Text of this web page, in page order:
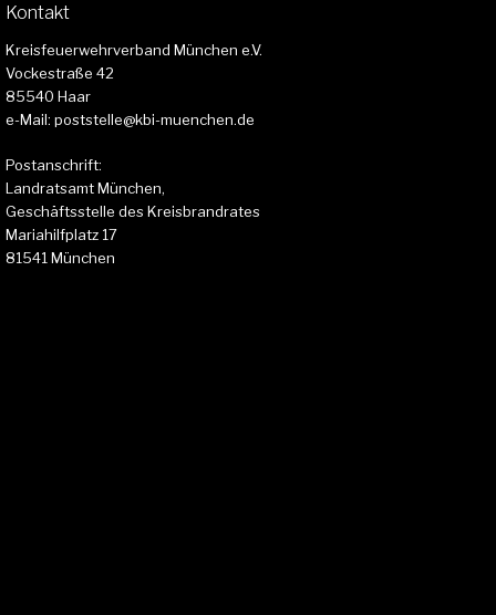
Kontakt
Kreisfeuerwehrverband München e.V.
Vockestraße 42
85540 Haar
e-Mail: poststelle@kbi-muenchen.de
Postanschrift:
Landratsamt München,
Geschäftsstelle des Kreisbrandrates
Mariahilfplatz 17
81541 München